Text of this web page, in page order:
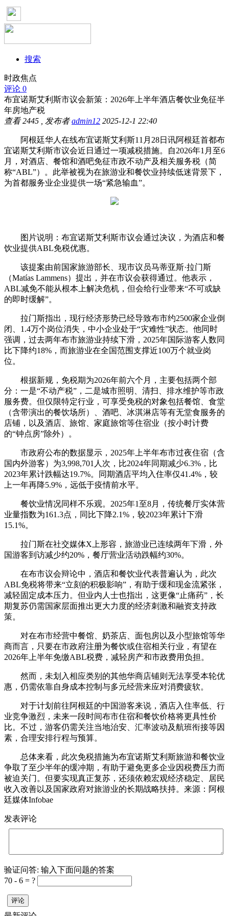
搜索
时政焦点
评论 0
布宜诺斯艾利斯市议会新策：2026年上半年酒店餐饮业免征半
年房地产税
查看2445 , 发布者admin12 2025-12-1 22:40
阿根廷华人在线布宜诺斯艾利斯11月28日讯阿根廷首都布
宜诺斯艾利斯市议会近日通过一项减税措施。自2026年1月至6
月，对酒店、餐馆和酒吧免征市政不动产及相关服务税（简
称“ABL”）。此举被视为在旅游业和餐饮业持续低迷背景下，
为首都服务业企业提供一场“紧急输血”。
图片说明：布宜诺斯艾利斯市议会通过决议，为酒店和餐
饮业提供ABL免税优惠。
该提案由前国家旅游部长、现市议员马蒂亚斯·拉门斯
（Matías Lammens）提出，并在市议会获得通过。他表示，
ABL减免不能从根本上解决危机，但会给行业带来“不可或缺
的即时缓解”。
拉门斯指出，现行经济形势已经导致布市约2500家企业倒
闭、1.4万个岗位消失，中小企业处于“灾难性”状态。他同时
强调，过去两年布市旅游业持续下滑，2025年国际游客人数同
比下降约18%，而旅游业在全国范围支撑近100万个就业岗
位。
根据新规，免税期为2026年前六个月，主要包括两个部
分：一是“不动产税”，二是城市照明、清扫、排水维护等市政
服务费。但仅限特定行业，可享受免税的对象包括餐馆、食堂
（含带演出的餐饮场所）、酒吧、冰淇淋店等有无堂食服务的
店铺，以及酒店、旅馆、家庭旅馆等住宿业（按小时计费
的“钟点房”除外）。
市政府公布的数据显示，2025年上半年布市过夜住宿（含
国内外游客）为3,998,701人次，比2024年同期减少6.3%，比
2023年累计跌幅达19.7%。同期酒店平均入住率仅41.4%，较
上一年再降5.9%，远低于疫情前水平。
餐饮业情况同样不乐观。2025年1至8月，传统餐厅实体营
业量指数为161.3点，同比下降2.1%，较2023年累计下滑
15.1%。
拉门斯在社交媒体X上形容，旅游业已连续两年下滑，外
国游客到访减少约20%，餐厅营业活动跌幅约30%。
在布市议会辩论中，酒店和餐饮业代表普遍认为，此次
ABL免税将带来“立刻的积极影响”，有助于缓和现金流紧张，
减轻固定成本压力。但业内人士也指出，这更像“止痛药”，长
期复苏仍需国家层面推出更大力度的经济刺激和融资支持政
策。
对在布市经营中餐馆、奶茶店、面包房以及小型旅馆等华
商而言，只要在市政府注册为餐饮或住宿相关行业，有望在
2026年上半年免缴ABL税费，减轻房产和市政费用负担。
然而，未划入相应类别的其他华商店铺则无法享受本轮优
惠，仍需依靠自身成本控制与多元经营来应对消费疲软。
对于计划前往阿根廷的中国游客来说，酒店入住率低、行
业竞争激烈，未来一段时间布市住宿和餐饮价格将更具性价
比。不过，游客仍需关注当地治安、汇率波动及航班衔接等因
素，合理安排行程与预算。
总体来看，此次免税措施为布宜诺斯艾利斯旅游和餐饮业
争取了至少半年的缓冲期，有助于避免更多企业因税费压力而
被迫关门。但要实现真正复苏，还须依赖宏观经济稳定、居民
收入改善以及国家政府对旅游业的长期战略扶持。来源：阿根
廷媒体Infobae
发表评论
验证问答: 输入下面问题的答案
70 - 6 = ?
评论